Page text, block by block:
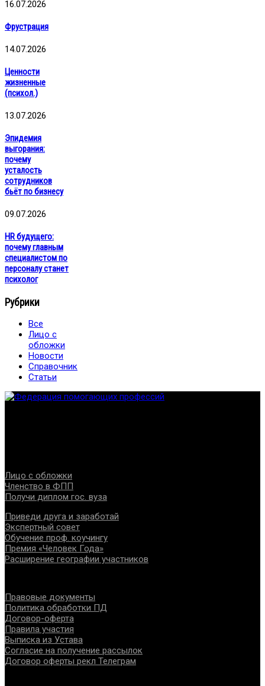
16.07.2026
Фрустрация
14.07.2026
Ценности
жизненные
(психол.)
13.07.2026
Эпидемия
выгорания:
почему
усталость
сотрудников
бьёт по бизнесу
09.07.2026
HR будущего:
почему главным
специалистом по
персоналу станет
психолог
Рубрики
Все
Лицо с
обложки
Новости
Справочник
Статьи
Лицо с обложки
Членство в ФПП
Получи диплом гос. вуза
Приведи друга и заработай
Экспертный совет
Обучение проф. коучингу
Премия «Человек Года»
Расширение географии участников
Правовые документы
Политика обработки ПД
Договор-оферта
Правила участия
Выписка из Устава
Согласие на получение рассылок
Договор оферты рекл Телеграм